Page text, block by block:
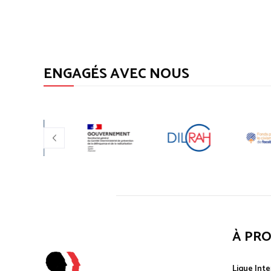
ENGAGÉS AVEC NOUS
À